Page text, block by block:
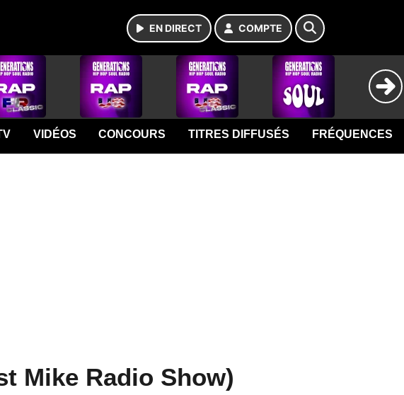
EN DIRECT COMPTE
VIDÉOS CONCOURS TITRES DIFFUSÉS FRÉQUENCES
Mike Radio Show)